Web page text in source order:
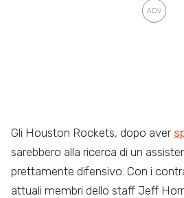
Gli Houston Rockets, dopo aver
sarebbero alla ricerca di un
prettamente difensivo. Con i
attuali membri dello staff Jeff